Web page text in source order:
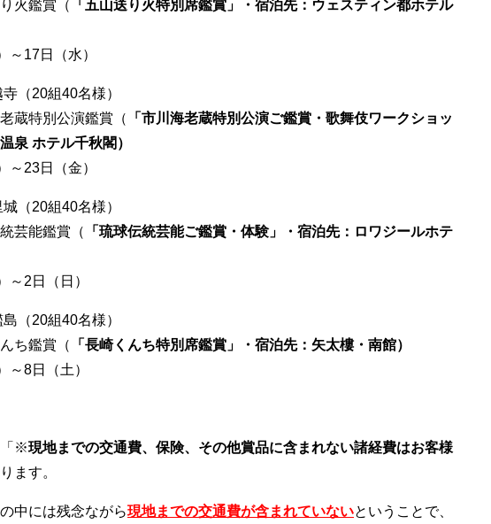
火鑑賞（
「五山送り火特別席鑑賞」・宿泊先：ウェスティン都ホテル
～17日（水）
（20組40名様）
蔵特別公演鑑賞（
「市川海老蔵特別公演ご鑑賞・歌舞伎ワークショッ
泉 ホテル千秋閣）
～23日（金）
（20組40名様）
芸能鑑賞（
「琉球伝統芸能ご鑑賞・体験」・宿泊先：ロワジールホテ
～2日（日）
（20組40名様）
ち鑑賞（
「長崎くんち特別席鑑賞」・宿泊先：矢太樓・南館）
～8日（土）
「※現地までの交通費、保険、その他賞品に含まれない諸経費はお客様
ます。
中には残念ながら現地までの交通費が含まれていないということで、